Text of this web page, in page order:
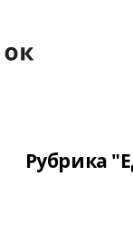
Рубрика